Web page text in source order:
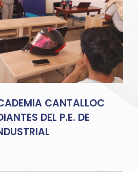
CANTALLOC
DEL P.E. DE